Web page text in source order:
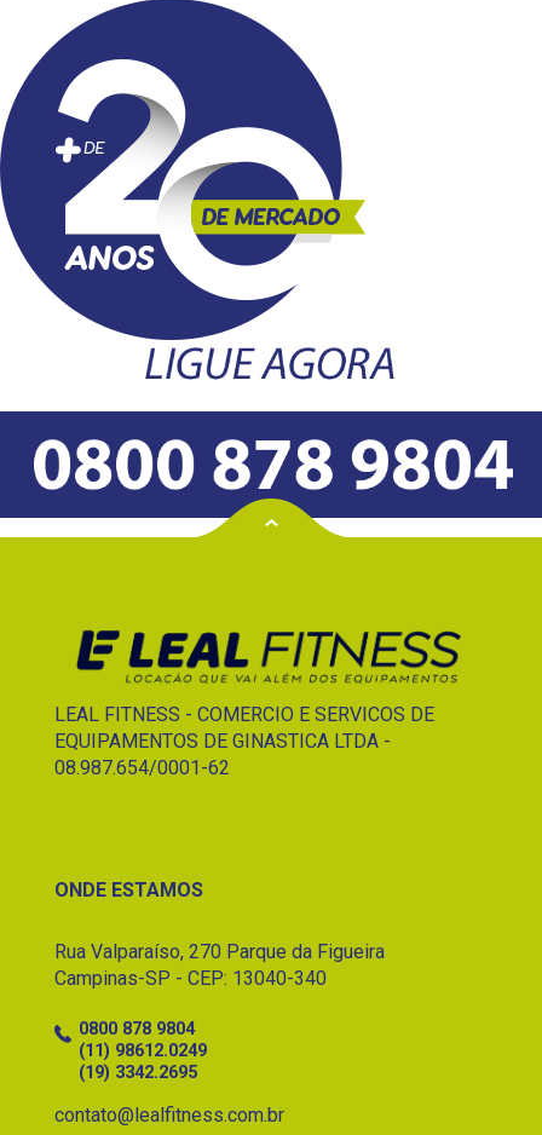
LEAL FITNESS - COMERCIO E SERVICOS DE
EQUIPAMENTOS DE GINASTICA LTDA -
08.987.654/0001-62
ONDE ESTAMOS
Rua Valparaíso, 270 Parque da Figueira
Campinas-SP - CEP: 13040-340
contato@lealfitness.com.br